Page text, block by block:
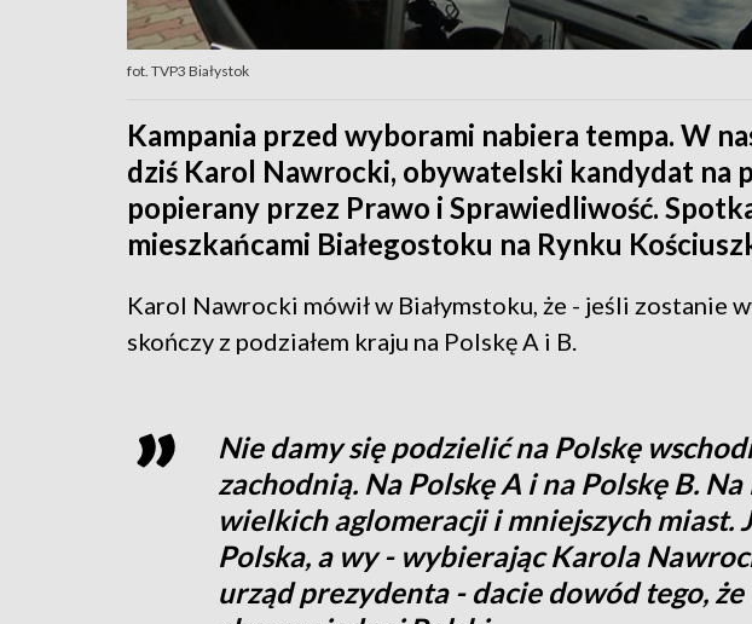
fot. TVP3 Białystok
Kampania przed wyborami nabiera tempa. W
dziś Karol Nawrocki, obywatelski kandydat na
popierany przez Prawo i Sprawiedliwość.
mieszkańcami Białegostoku na Rynku
Karol Nawrocki mówił w Białymstoku, że - jeśli zostanie
skończy z podziałem kraju na Polskę A i B.
Nie damy się podzielić na Polskę
zachodnią. Na Polskę A i na Polskę B. Na
wielkich aglomeracji i mniejszych miast.
Polska, a wy - wybierając Karola
urząd prezydenta - dacie dowód tego, że